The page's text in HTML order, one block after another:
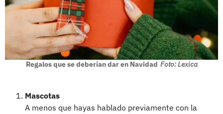
Regalos que se deberían dar en Navidad Foto: Lexica
Mascotas
A menos que hayas hablado previamente con la